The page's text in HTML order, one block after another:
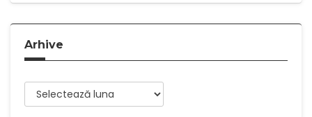
Arhive
Arhive